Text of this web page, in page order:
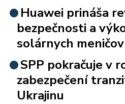
Huawei prináša
bezpečnosti a
solárnych meničov
SPP pokračuje v
zabezpečení
Ukrajinu